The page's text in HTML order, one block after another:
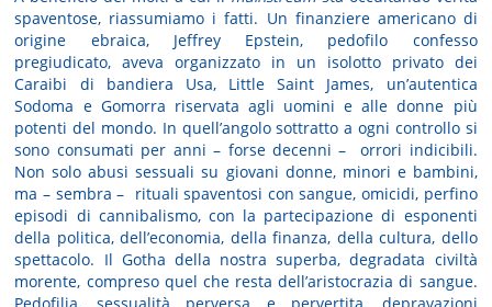
spaventose, riassumiamo i fatti. Un finanziere americano di
origine ebraica, Jeffrey Epstein, pedofilo confesso
pregiudicato, aveva organizzato in un isolotto privato dei
Caraibi di bandiera Usa, Little Saint James, un’autentica
Sodoma e Gomorra riservata agli uomini e alle donne più
potenti del mondo. In quell’angolo sottratto a ogni controllo si
sono consumati per anni – forse decenni – orrori indicibili.
Non solo abusi sessuali su giovani donne, minori e bambini,
ma – sembra – rituali spaventosi con sangue, omicidi, perfino
episodi di cannibalismo, con la partecipazione di esponenti
della politica, dell’economia, della finanza, della cultura, dello
spettacolo. Il Gotha della nostra superba, degradata civiltà
morente, compreso quel che resta dell’aristocrazia di sangue.